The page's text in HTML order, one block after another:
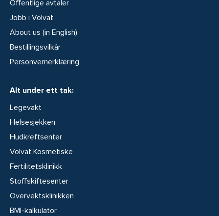
Offentlige avtaler
Jobb i Volvat
About us (in English)
Bestillingsvilkår
Personvernerklæring
Alt under ett tak:
Legevakt
Helsesjekken
Hudkreftsenter
Volvat Kosmetiske
Fertilitetsklinikk
Stoffskiftesenter
Overvektsklinikken
BMI-kalkulator